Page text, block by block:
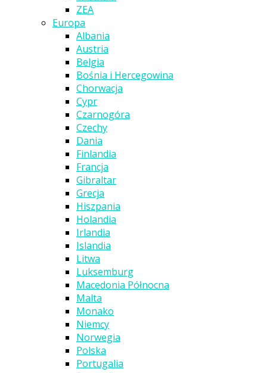
ZEA
Europa
Albania
Austria
Belgia
Bośnia i Hercegowina
Chorwacja
Cypr
Czarnogóra
Czechy
Dania
Finlandia
Francja
Gibraltar
Grecja
Hiszpania
Holandia
Irlandia
Islandia
Litwa
Luksemburg
Macedonia Północna
Malta
Monako
Niemcy
Norwegia
Polska
Portugalia